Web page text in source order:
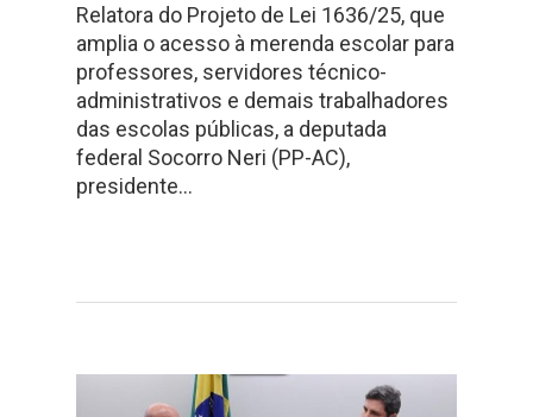
Relatora do Projeto de Lei 1636/25, que
amplia o acesso à merenda escolar para
professores, servidores técnico-
administrativos e demais trabalhadores
das escolas públicas, a deputada
federal Socorro Neri (PP-AC),
presidente…